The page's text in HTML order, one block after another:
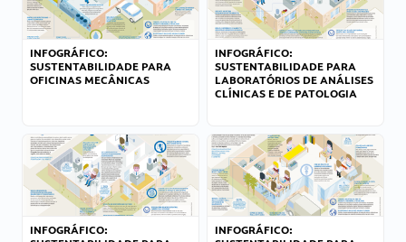
INFOGRÁFICO:
SUSTENTABILIDADE PARA
OFICINAS MECÂNICAS
INFOGRÁFICO:
SUSTENTABILIDADE PARA
LABORATÓRIOS DE ANÁLISES
CLÍNICAS E DE PATOLOGIA
INFOGRÁFICO:
INFOGRÁFICO: